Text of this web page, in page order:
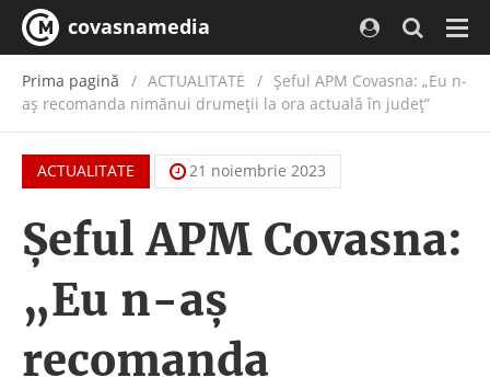
covasnamedia
Prima pagină ACTUALITATE / Șeful APM Covasna: „Eu n-
aș recomanda nimănui drumeții la ora actuală în județ”
ACTUALITATE 21 noiembrie 2023
Șeful APM Covasna:
„Eu n-aș
recomanda